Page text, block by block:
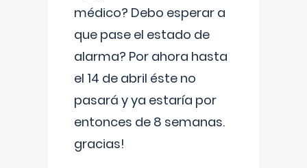
médico? Debo esperar a
que pase el estado de
alarma? Por ahora hasta
el 14 de abril éste no
pasará y ya estaría por
entonces de 8 semanas.
gracias!